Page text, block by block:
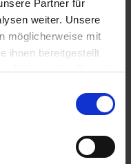
Partner für
weiter. Unsere
möglicherweise mit
ihnen bereitgestellt
Nutzung der Dienste
weiterhin nutzen.
under gas tank. Total